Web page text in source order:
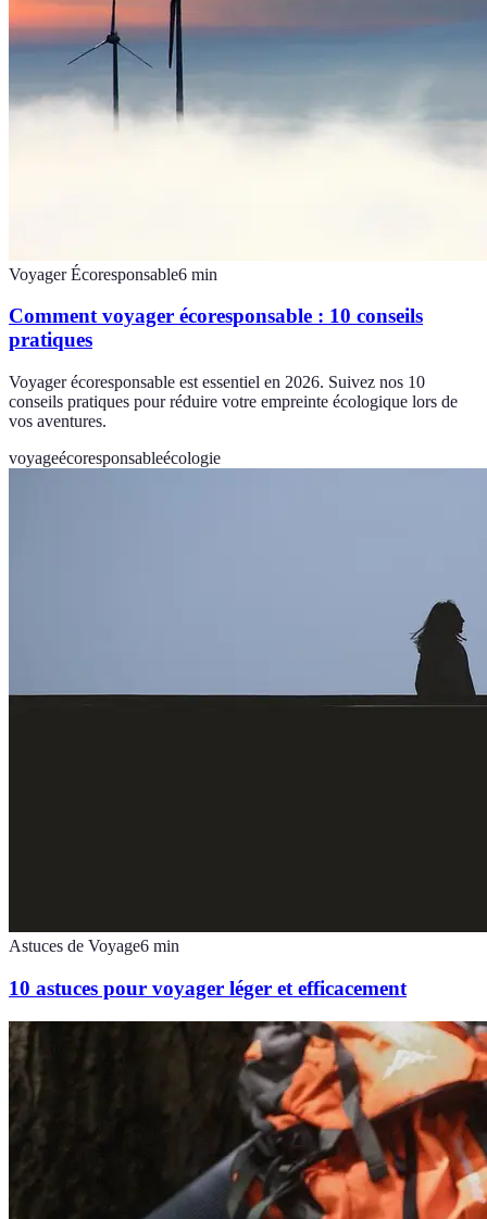
Voyager Écoresponsable6 min
Comment voyager écoresponsable : 10 conseils
pratiques
Voyager écoresponsable est essentiel en 2026. Suivez nos 10
conseils pratiques pour réduire votre empreinte écologique lors de
vos aventures.
voyageécoresponsableécologie
Astuces de Voyage6 min
10 astuces pour voyager léger et efficacement